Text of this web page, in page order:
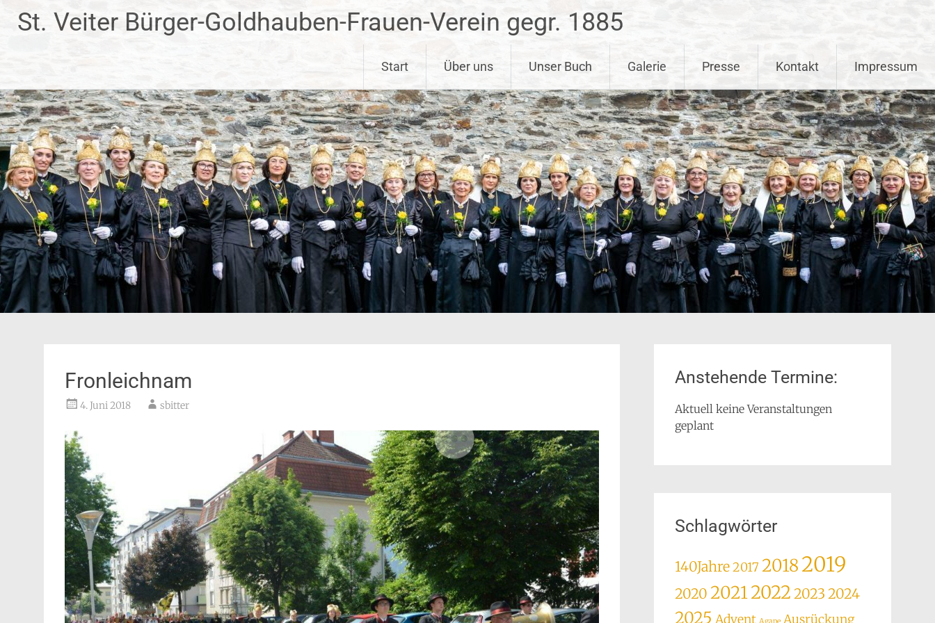
InhaltSt. Veiter Bürger-Goldhauben-Frauen-Verein gegr. 1885
Start Über uns Unser Buch Galerie Presse Kontakt Impressum
Fronleichnam
4. Juni 2018 sbitter
Anstehende Termine:
Aktuell keine Veranstaltungen
geplant
Schlagwörter
140Jahre2017 20182019
2020 20212022 2023 2024
2025 Advent Ausrückung